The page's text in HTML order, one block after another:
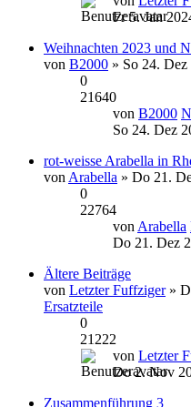
Fr 5. Jan
Weihnachten 2023 und
von B2000 » So 24.
0
21640
von B2000
So 24. Dez
rot-weisse Arabella in
von Arabella » Do 21.
0
22764
von Arabella
Do 21. Dez
Ältere Beiträge
von Letzter Fuffziger»
Ersatzteile
0
21222
von Letzter
Do 2. Nov
Zusammenführung 3